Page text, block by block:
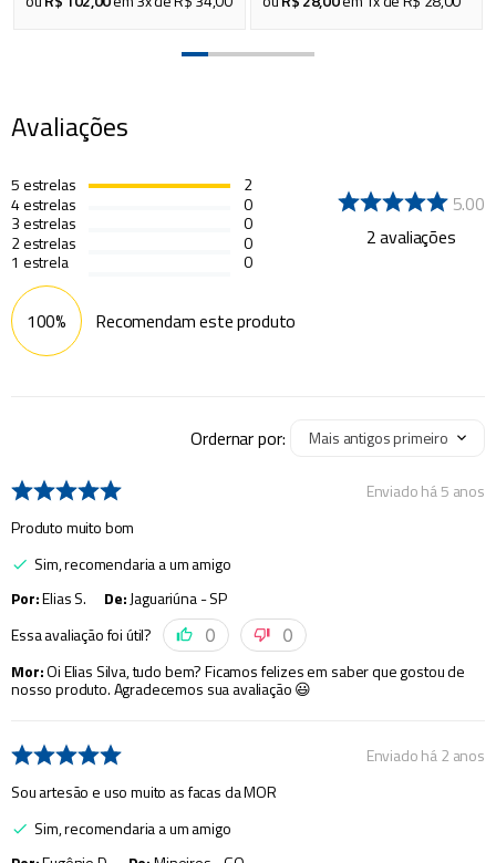
Avaliações
5estrelas
4estrelas
3estrelas
2estrelas
1 estrela
2
0
0
0
0
5.00
2avaliações
100% Recomendam este produto
Ordernar por: Mais antigos primeiro
Enviado há5 anos
Produto muito bom
Sim, recomendaria a um amigo
Por:Elias S. De:Jaguariúna - SP
Essa avaliação foi útil?
0 0
Mor:Oi Elias Silva, tudo bem? Ficamos felizes em saber que gostou de
nosso produto. Agradecemos sua avaliação 😃
Enviado há2 anos
Sou artesão e uso muito as facas da MOR
Sim, recomendaria a um amigo